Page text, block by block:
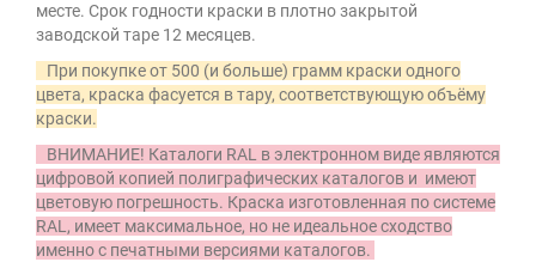
месте. Срок годности краски в плотно закрытой
заводской таре 12 месяцев.
При покупке от 500 (и больше) грамм краски одного
цвета, краска фасуется в тару, соответствующую объёму
краски.
ВНИМАНИЕ! Каталоги RAL в электронном виде являются
цифровой копией полиграфических каталогов и имеют
цветовую погрешность. Краска изготовленная по системе
RAL, имеет максимальное, но не идеальное сходство
именно с печатными версиями каталогов.